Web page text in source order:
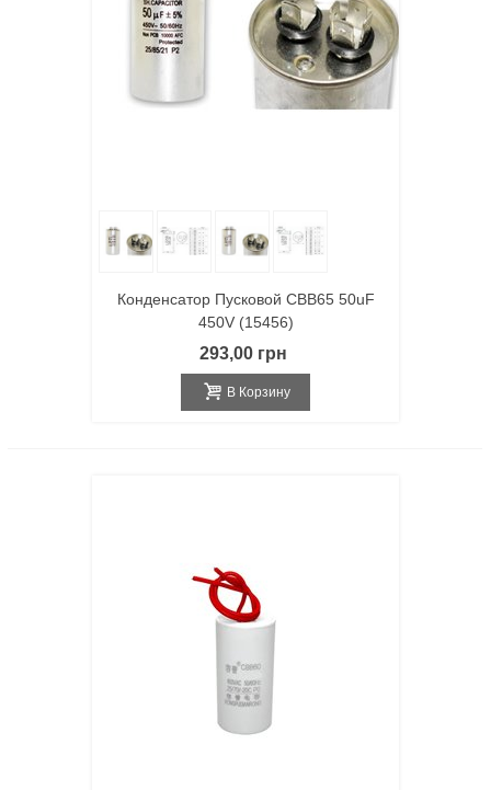
Конденсатор Пусковой CBB65 50uF
450V (15456)
293,00 грн
В Корзину